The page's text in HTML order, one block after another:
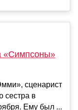
«Симпсоны»
сценарист
сестра в
Ему был ...